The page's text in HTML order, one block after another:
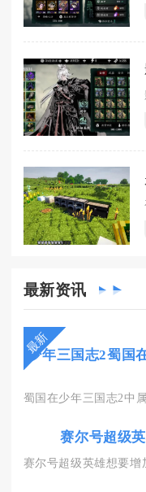
最新资讯
最新
少年三国志2蜀国
赛尔号超级